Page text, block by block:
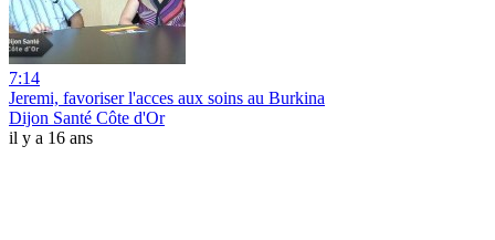
7:14
Jeremi, favoriser l'acces aux soins au Burkina
Dijon Santé Côte d'Or
il y a 16 ans